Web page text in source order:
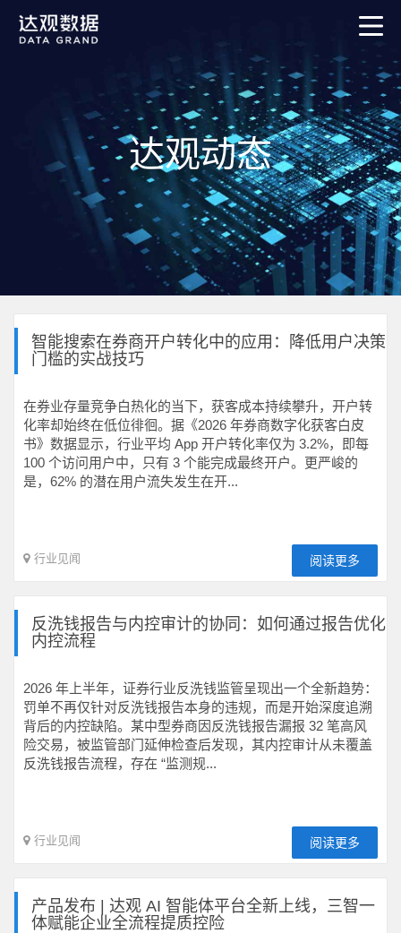
达观动态
智能搜索在券商开户转化中的应用：降低用户决策
门槛的实战技巧
在券业存量竞争白热化的当下，获客成本持续攀升，开户转
化率却始终在低位徘徊。据《2026 年券商数字化获客白皮
书》数据显示，行业平均 App 开户转化率仅为 3.2%，即每
100 个访问用户中，只有 3 个能完成最终开户。更严峻的
是，62% 的潜在用户流失发生在开...
行业见闻 阅读更多
反洗钱报告与内控审计的协同：如何通过报告优化
内控流程
2026 年上半年，证券行业反洗钱监管呈现出一个全新趋势：
罚单不再仅针对反洗钱报告本身的违规，而是开始深度追溯
背后的内控缺陷。某中型券商因反洗钱报告漏报 32 笔高风
险交易，被监管部门延伸检查后发现，其内控审计从未覆盖
反洗钱报告流程，存在 “监测规...
行业见闻 阅读更多
产品发布 | 达观 AI 智能体平台全新上线，三智一
体赋能企业全流程提质控险